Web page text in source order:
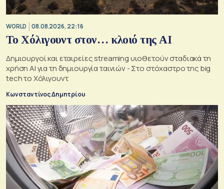
WORLD 08.08.2026, 22:16
Το Χόλιγουντ στον… κλοιό της AI
Δημιουργοί και εταιρείες streaming υιοθετούν σταδιακά τη
χρήση AI για τη δημιουργία ταινιών - Στο στόχαστρο της big
tech το Χόλιγουντ
Κωνσταντίνος Δημητρίου